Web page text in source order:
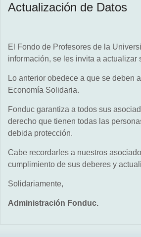
Actualización de Datos
El Fondo de Profesores de la
información, se les invita a
Lo anterior obedece a que se deben
Economía Solidaria.
Fonduc garantiza a todos sus
derecho que tienen todas las
debida protección.
Cabe recordarles a nuestros
cumplimiento de sus deberes y
Solidariamente,
Administración Fonduc.